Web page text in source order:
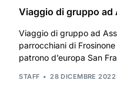
Viaggio di gruppo ad
Viaggio di gruppo ad
parrocchiani di
patrono d’europa San
STAFF 28 DICEMBRE 2022